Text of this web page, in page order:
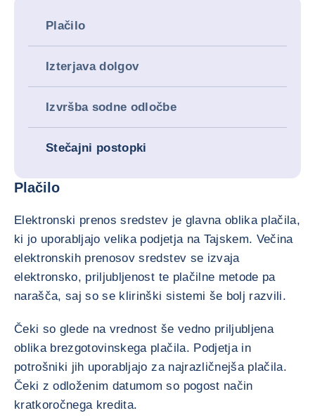
Plačilo
Izterjava dolgov
Izvršba sodne odločbe
Stečajni postopki
Plačilo
Elektronski prenos sredstev je glavna oblika plačila,
ki jo uporabljajo velika podjetja na Tajskem. Večina
elektronskih prenosov sredstev se izvaja
elektronsko, priljubljenost te plačilne metode pa
narašča, saj so se klirinški sistemi še bolj razvili.
Čeki so glede na vrednost še vedno priljubljena
oblika brezgotovinskega plačila. Podjetja in
potrošniki jih uporabljajo za najrazličnejša plačila.
Čeki z odloženim datumom so pogost način
kratkoročnega kredita.